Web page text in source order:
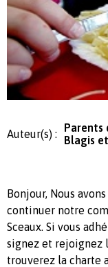
Auteur(s) :
Parents
Blagis
Bonjour, Nous
continuer notre
Sceaux. Si vous
signez et rejoignez
trouverez la charte